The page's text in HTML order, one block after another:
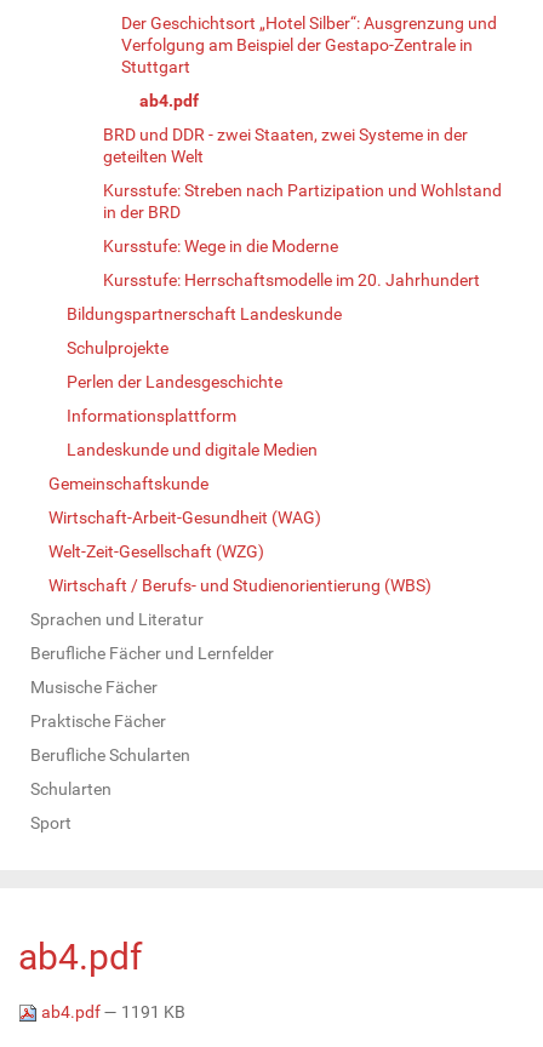
Der Geschichtsort „Hotel Silber“: Ausgrenzung und
Verfolgung am Beispiel der Gestapo-Zentrale in
Stuttgart
ab4.pdf
BRD und DDR - zwei Staaten, zwei Systeme in der
geteilten Welt
Kursstufe: Streben nach Partizipation und Wohlstand
in der BRD
Kursstufe: Wege in die Moderne
Kursstufe: Herrschaftsmodelle im 20. Jahrhundert
Bildungspartnerschaft Landeskunde
Schulprojekte
Perlen der Landesgeschichte
Informationsplattform
Landeskunde und digitale Medien
Gemeinschaftskunde
Wirtschaft-Arbeit-Gesundheit (WAG)
Welt-Zeit-Gesellschaft (WZG)
Wirtschaft / Berufs- und Studienorientierung (WBS)
Sprachen und Literatur
Berufliche Fächer und Lernfelder
Musische Fächer
Praktische Fächer
Berufliche Schularten
Schularten
Sport
ab4.pdf
ab4.pdf— 1191 KB